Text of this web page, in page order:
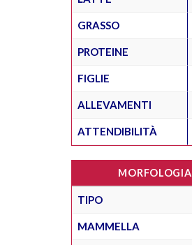
GRASSO
PROTEINE
FIGLIE
ALLEVAMENTI
ATTENDIBILITÀ
MORFOLOGIA
TIPO
MAMMELLA